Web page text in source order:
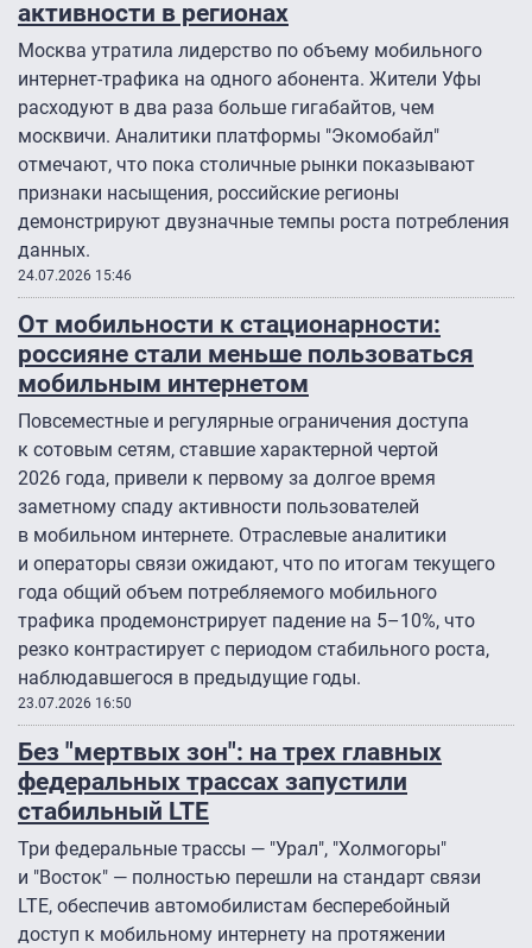
активности в регионах
Москва утратила лидерство по объему мобильного
интернет-трафика на одного абонента. Жители Уфы
расходуют в два раза больше гигабайтов, чем
москвичи. Аналитики платформы "Экомобайл"
отмечают, что пока столичные рынки показывают
признаки насыщения, российские регионы
демонстрируют двузначные темпы роста потребления
данных.
24.07.2026 15:46
От мобильности к стационарности:
россияне стали меньше пользоваться
мобильным интернетом
Повсеместные и регулярные ограничения доступа
к сотовым сетям, ставшие характерной чертой
2026 года, привели к первому за долгое время
заметному спаду активности пользователей
в мобильном интернете. Отраслевые аналитики
и операторы связи ожидают, что по итогам текущего
года общий объем потребляемого мобильного
трафика продемонстрирует падение на 5–10%, что
резко контрастирует с периодом стабильного роста,
наблюдавшегося в предыдущие годы.
23.07.2026 16:50
Без "мертвых зон": на трех главных
федеральных трассах запустили
стабильный LTE
Три федеральные трассы — "Урал", "Холмогоры"
и "Восток" — полностью перешли на стандарт связи
LTE, обеспечив автомобилистам бесперебойный
доступ к мобильному интернету на протяжении